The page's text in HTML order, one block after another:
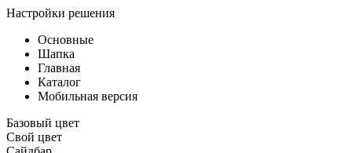
Настройки решения
Основные
Шапка
Главная
Каталог
Мобильная версия
Базовый цвет
Свой цвет